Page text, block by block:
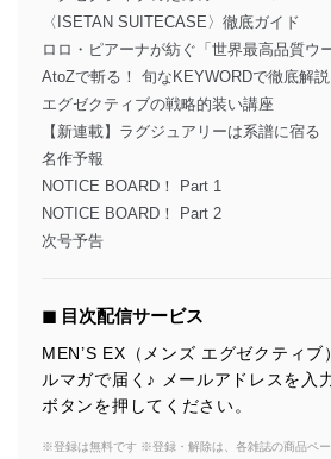
〈ISETAN SUITECASE〉徹底ガイド
ロロ・ピアーナが紡ぐ「世界最高品質ウ
AtoZで斬る！ 旬なKEYWORDで徹底解
エグゼクティブの戦略的装い講座
【新連載】ラグジュアリーは系譜に宿る
名作予報
NOTICE BOARD！ Part 1
NOTICE BOARD！ Part 2
次号予告
◼︎ 目次配信サービス
MEN’S EX（メンズ エグゼクティブ
ルマガで届く♪ メールアドレスを入
ボタンを押してください。
※登録は無料です ※登録・解除は、各雑誌の商品ペー